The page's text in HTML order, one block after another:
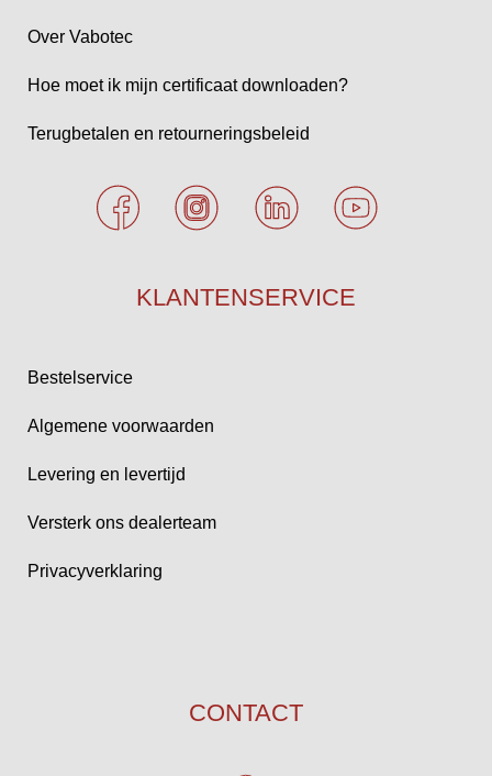
Over Vabotec
Hoe moet ik mijn certificaat downloaden?
Terugbetalen en retourneringsbeleid
KLANTENSERVICE
Bestelservice
Algemene voorwaarden
Levering en levertijd
Versterk ons dealerteam
Privacyverklaring
CONTACT